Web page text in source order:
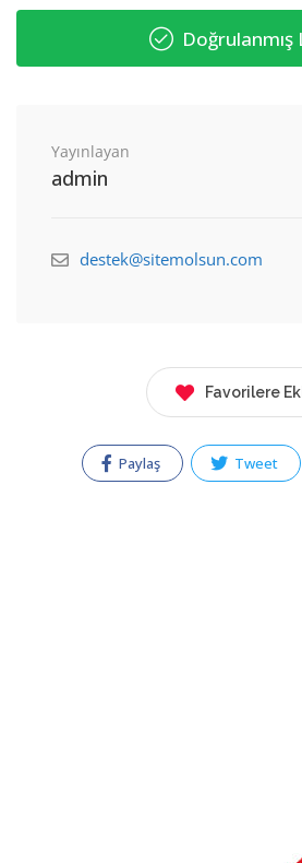
Doğrulanmış
Yayınlayan
admin
destek@sitemolsun.com
Favorilere
Paylaş Tweet